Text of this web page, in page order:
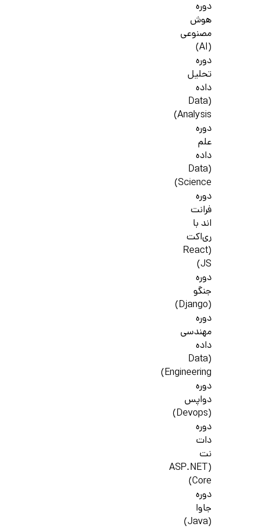
دوره
هوش
مصنوعی
(AI)
دوره
تحلیل
داده
(Data
Analysis)
دوره
علم
داده
(Data
Science)
دوره
فرانت
اند با
ری‌اکت
(React
JS)
دوره
جنگو
(Django)
دوره
مهندسی
داده
(Data
Engineering)
دوره
دواپس
(Devops)
دوره
دات
نت
(ASP.NET
Core)
دوره
جاوا
(Java)